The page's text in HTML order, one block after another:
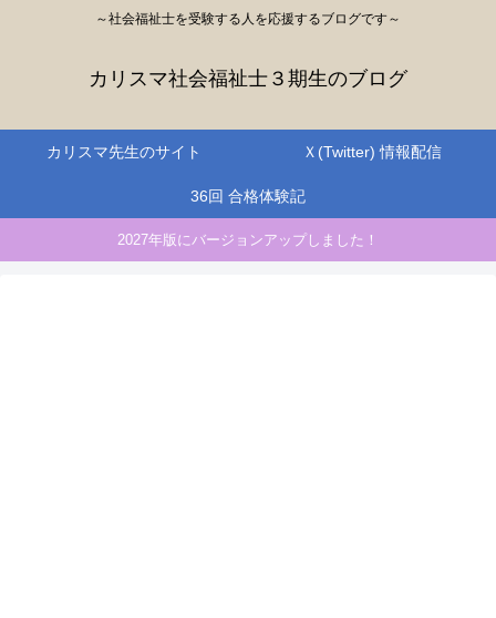
～社会福祉士を受験する人を応援するブログです～
カリスマ社会福祉士３期生のブログ
カリスマ先生のサイト Ｘ(Twitter) 情報配信
36回 合格体験記
2027年版にバージョンアップしました！